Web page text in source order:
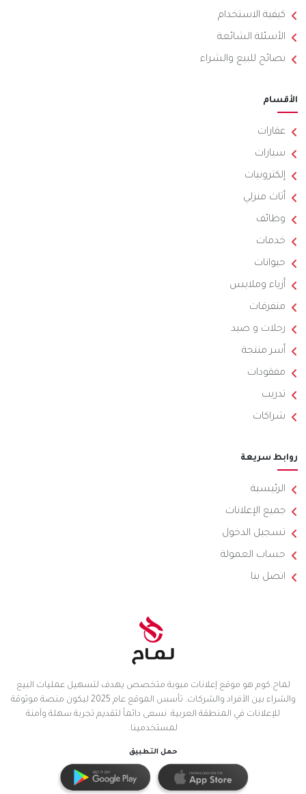
كيفية الاستخدام
الأسئلة الشائعة
نصائح للبيع والشراء
الأقسام
عقارات
سيارات
إلكترونيات
أثاث منزلي
وظائف
خدمات
حيوانات
أزياء وملابس
متفرقات
رحلات و صيد
أسر منتجة
مفقودات
تدريب
شراكات
روابط سريعة
الرئيسية
جميع الإعلانات
تسجيل الدخول
حساب العمولة
اتصل بنا
لماح.كوم هو موقع إعلانات مبوبة متخصص يهدف لتسهيل عمليات البيع
والشراء بين الأفراد والشركات. تأسس الموقع عام 2025 ليكون منصة موثوقة
للإعلانات في المنطقة العربية. نسعى دائماً لتقديم تجربة سهلة وآمنة
لمستخدمينا.
حمل التطبيق